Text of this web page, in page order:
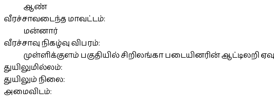
ஆண்
வீரச்சாவடைந்த மாவட்டம்:
மன்னார்
வீரச்சாவு நிகழ்வு விபரம்:
முள்ளிக்குளம் பகுதியில் சிறிலங்கா படையினரின் ஆட்டிலறி
துயிலுமில்லம்:
துயிலும் நிலை:
அமைவிடம்: